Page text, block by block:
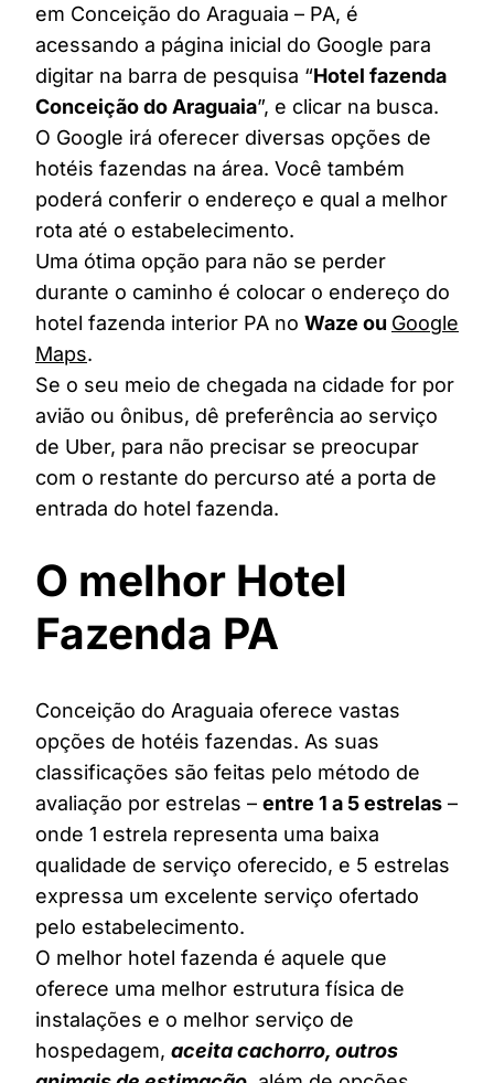
em Conceição do Araguaia – PA, é
acessando a página inicial do Google para
digitar na barra de pesquisa “Hotel fazenda
Conceição do Araguaia”, e clicar na busca.
O Google irá oferecer diversas opções de
hotéis fazendas na área. Você também
poderá conferir o endereço e qual a melhor
rota até o estabelecimento.
Uma ótima opção para não se perder
durante o caminho é colocar o endereço do
hotel fazenda interior PA no Waze ou Google
Maps.
Se o seu meio de chegada na cidade for por
avião ou ônibus, dê preferência ao serviço
de Uber, para não precisar se preocupar
com o restante do percurso até a porta de
entrada do hotel fazenda.
O melhor Hotel
Fazenda PA
Conceição do Araguaia oferece vastas
opções de hotéis fazendas. As suas
classificações são feitas pelo método de
avaliação por estrelas – entre 1 a 5 estrelas –
onde 1 estrela representa uma baixa
qualidade de serviço oferecido, e 5 estrelas
expressa um excelente serviço ofertado
pelo estabelecimento.
O melhor hotel fazenda é aquele que
oferece uma melhor estrutura física de
instalações e o melhor serviço de
hospedagem, aceita cachorro, outros